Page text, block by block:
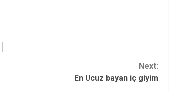
Next:
En Ucuz bayan iç giyim